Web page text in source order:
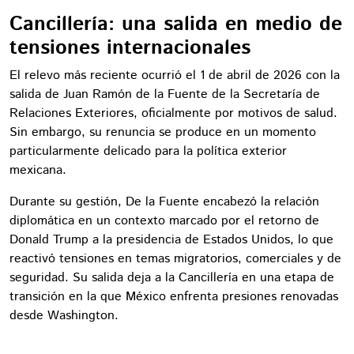
Cancillería: una salida en medio de
tensiones internacionales
El relevo más reciente ocurrió el 1 de abril de 2026 con la
salida de Juan Ramón de la Fuente de la Secretaría de
Relaciones Exteriores, oficialmente por motivos de salud.
Sin embargo, su renuncia se produce en un momento
particularmente delicado para la política exterior
mexicana.
Durante su gestión, De la Fuente encabezó la relación
diplomática en un contexto marcado por el retorno de
Donald Trump a la presidencia de Estados Unidos, lo que
reactivó tensiones en temas migratorios, comerciales y de
seguridad. Su salida deja a la Cancillería en una etapa de
transición en la que México enfrenta presiones renovadas
desde Washington.